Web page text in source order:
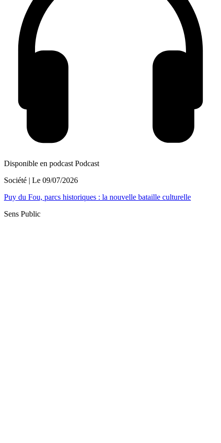
Disponible en podcast Podcast
Société | Le 09/07/2026
Puy du Fou, parcs historiques : la nouvelle bataille culturelle
Sens Public